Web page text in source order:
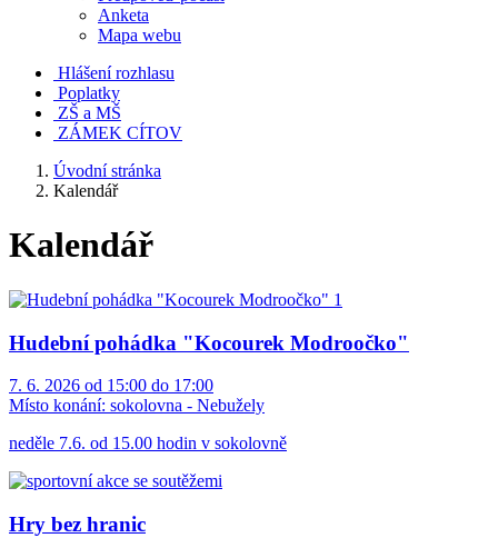
Anketa
Mapa webu
Hlášení rozhlasu
Poplatky
ZŠ a MŠ
ZÁMEK CÍTOV
Úvodní stránka
Kalendář
Kalendář
Hudební pohádka "Kocourek Modroočko"
7. 6. 2026 od 15:00 do 17:00
Místo konání: sokolovna - Nebužely
neděle 7.6. od 15.00 hodin v sokolovně
Hry bez hranic